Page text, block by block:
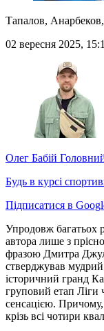
Тапалов,
02 вересня 2025,
Олег Бабій
Будь в курсі
Підписатися в
Упродовж багатьох
автора лише з
фразою Дмитра
стверджував мудрий
історичний гранд
груповий етап Ліги
сенсацією.
крізь всі чотири